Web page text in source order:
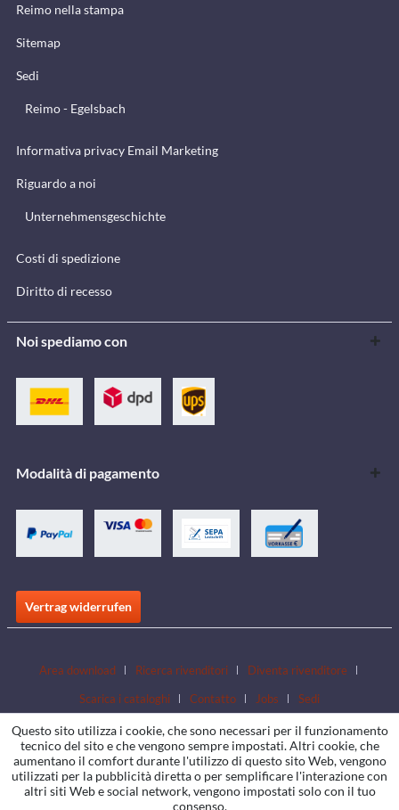
Reimo nella stampa
Sitemap
Sedi
Reimo - Egelsbach
Informativa privacy Email Marketing
Riguardo a noi
Unternehmensgeschichte
Costi di spedizione
Diritto di recesso
Noi spediamo con
Modalità di pagamento
Vertrag widerrufen
Area download Ricerca rivenditori
Diventa rivenditore
Scarica i cataloghi
Contatto Jobs Sedi
Questo sito utilizza i cookie, che sono necessari per il funzionamento
tecnico del sito e che vengono sempre impostati. Altri cookie, che
aumentano il comfort durante l'utilizzo di questo sito Web, vengono
utilizzati per la pubblicità diretta o per semplificare l'interazione con
altri siti Web e social network, vengono impostati solo con il tuo
consenso.